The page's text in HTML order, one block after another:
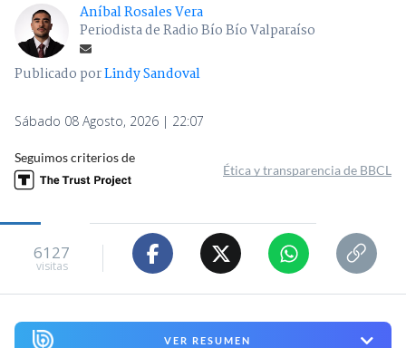
Aníbal Rosales Vera
Periodista de Radio Bío Bío Valparaíso
Publicado porLindy Sandoval
Sábado 08 Agosto, 2026 | 22:07
Seguimos criterios de
Ética y transparencia de BBCL
6127
visitas
VER RESUMEN